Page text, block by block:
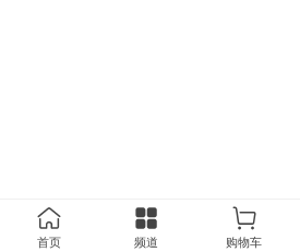
首页 频道 购物车